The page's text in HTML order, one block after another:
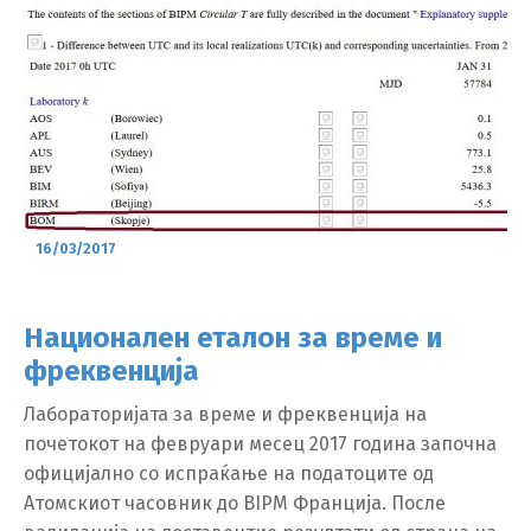
16/03/2017
Национален еталон за време и
фреквенција
Лабораторијата за време и фреквенција на
почетокот на февруари месец 2017 година започна
официјално со испраќање на податоците од
Атомскиот часовник до BIPM Франција. После